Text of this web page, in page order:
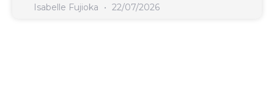
Isabelle Fujioka 22/07/2026